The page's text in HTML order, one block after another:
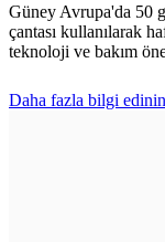
Güney Avrupa'da 50
çantası kullanılarak
teknoloji ve bakım
Daha fazla bilgi edinin